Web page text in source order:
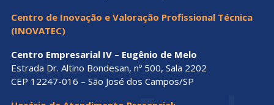
Centro de Inovação e Valoração Profissional Técnica
(INOVATEC)
Centro Empresarial IV – Eugênio de Melo
Estrada Dr. Altino Bondesan, nº 500, Sala 2202
CEP 12247-016 – São José dos Campos/SP